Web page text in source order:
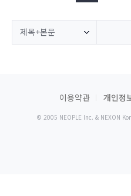
제목+본문
이용약관 개인정
© 2005 NEOPLE Inc. & NEXON